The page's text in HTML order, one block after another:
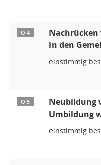
Ö 4
Nachrücken
in den
einstimmig
Ö 5
Neubildung
Umbildung
einstimmig